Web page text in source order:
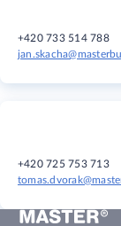
+420 733 514 788
+420 725 753 713